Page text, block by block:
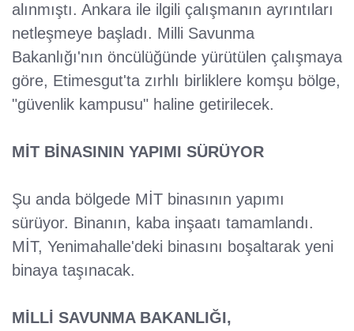
alınmıştı. Ankara ile ilgili çalışmanın ayrıntıları
netleşmeye başladı. Milli Savunma
Bakanlığı'nın öncülüğünde yürütülen çalışmaya
göre, Etimesgut'ta zırhlı birliklere komşu bölge,
"güvenlik kampusu" haline getirilecek.
MİT BİNASININ YAPIMI SÜRÜYOR
Şu anda bölgede MİT binasının yapımı
sürüyor. Binanın, kaba inşaatı tamamlandı.
MİT, Yenimahalle'deki binasını boşaltarak yeni
binaya taşınacak.
MİLLİ SAVUNMA BAKANLIĞI,